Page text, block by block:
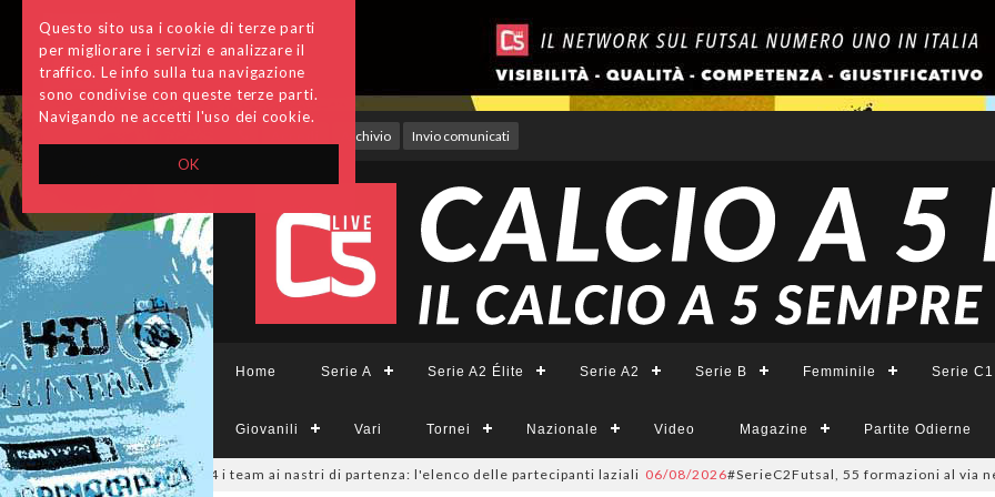
OK
Questo sito usa i cookie di terze parti
per migliorare i servizi e analizzare il
traffico. Le info sulla tua navigazione
sono condivise con queste terze parti.
Navigando ne accetti l'uso dei cookie.
Archivio Invio comunicati
Home Serie A Serie A2 Élite Serie A2 Serie B Femminile Serie C1
Giovanili Vari Tornei Nazionale Video Magazine Partite Odierne
#SerieCFemminile, sono 14 i team ai nastri di partenza: l'elenco delle partecipanti laziali 06/08/2026#SerieC2Futsal, 55 formazioni al via nel